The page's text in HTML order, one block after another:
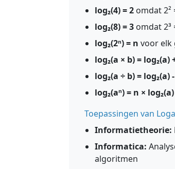
log₂(4) = 2 omdat 2²
log₂(8) = 3 omdat 2³
log₂(2ⁿ) = n voor elk
log₂(a × b) = log₂(a)
log₂(a ÷ b) = log₂(a)
log₂(aⁿ) = n × log₂(a)
Toepassingen van
Informatietheorie:
Informatica:
algoritmen